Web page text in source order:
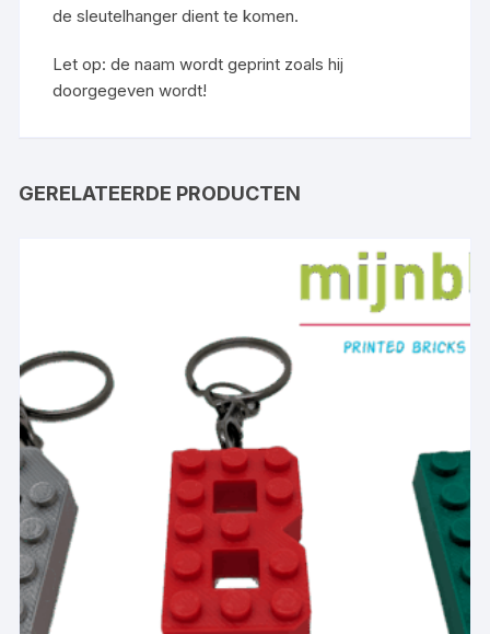
de sleutelhanger dient te komen.
Let op: de naam wordt geprint zoals hij
doorgegeven wordt!
GERELATEERDE PRODUCTEN